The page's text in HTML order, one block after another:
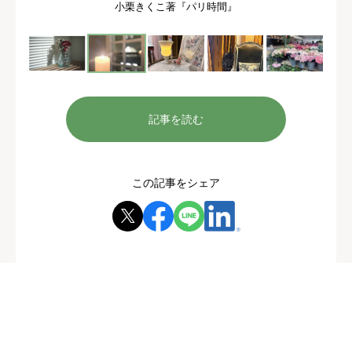
小栗きくこ著『パリ時間』
記事を読む
この記事をシェア